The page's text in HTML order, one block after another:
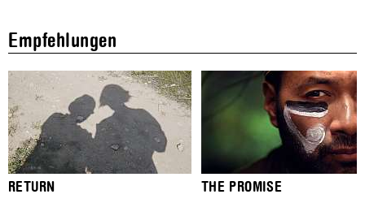
Empfehlungen
RETURN THE PROMISE